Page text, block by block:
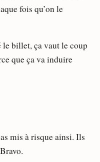
fois qu’on le
le billet, ça vaut le coup
que ça va induire
mis à risque ainsi. Ils